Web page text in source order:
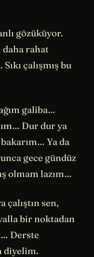
gözüküyor.
daha rahat
çalışmış bu
galiba…
Dur dur ya
Ya da
gece gündüz
olmam lazım…
çalıştın sen,
bir noktadan
Derste
diyelim.